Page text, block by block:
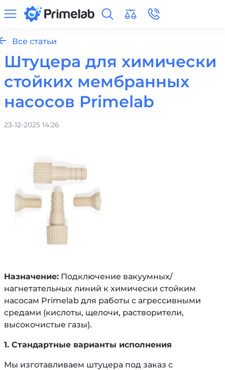
Все статьи
Штуцера для химически
стойких мембранных
насосов Primelab
23-12-2025 14:26
Назначение: Подключение вакуумных/
нагнетательных линий к химически стойким
насосам Primelab для работы с агрессивными
средами (кислоты, щелочи, растворители,
высокочистые газы).
1. Стандартные варианты исполнения
Мы изготавливаем штуцера под заказ с